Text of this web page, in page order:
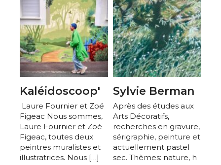
Kaléidoscoop'
Laure Fournier et Zoé
Figeac Nous sommes,
Laure Fournier et Zoé
Figeac, toutes deux
peintres muralistes et
illustratrices. Nous […]
Sylvie Berman
Après des études aux
Arts Décoratifs,
recherches en gravure,
sérigraphie, peinture et
actuellement pastel
sec. Thèmes: nature, h